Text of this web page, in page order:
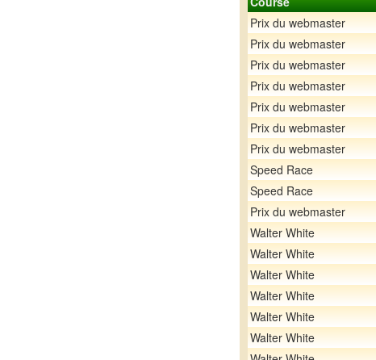
Prix du webmaster
Prix du webmaster
Prix du webmaster
Prix du webmaster
Prix du webmaster
Prix du webmaster
Prix du webmaster
Speed Race
Speed Race
Prix du webmaster
Walter White
Walter White
Walter White
Walter White
Walter White
Walter White